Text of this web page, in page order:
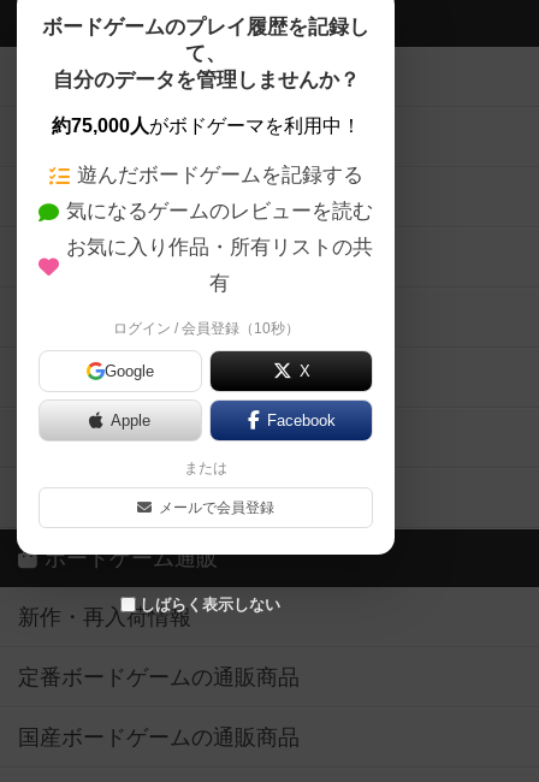
ボードゲームのプレイ履歴を記録し
て、
自分のデータを管理しませんか？
約75,000人がボドゲーマを利用中！
遊んだボードゲームを記録する
気になるゲームのレビューを読む
お気に入り作品・所有リストの共
有
ログイン / 会員登録（10秒）
Google X
Apple Facebook
または
メールで会員登録
しばらく表示しない
ボドゲーマTOP
ボードゲームを検索する
ボードゲームの新着レビュー
ボードゲーム会情報
メカニクス特集
掲示板・トピックス
ボドとも・会員一覧
ボードゲーム業界コラム
ボドゲーマご利用案内
ボードゲーム通販
新作・再入荷情報
定番ボードゲームの通販商品
国産ボードゲームの通販商品